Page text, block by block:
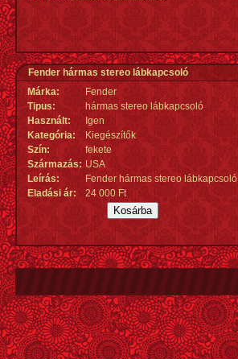
Fender hármas stereo lábkapcsoló
Márka:
Fender
Tipus:
hármas stereo lábkapcsoló
Használt:
Igen
Kategória:
Kiegészítők
Szín:
fekete
Származás: USA
Leírás:
Fender hármas stereo lábkapcsoló
Eladási ár:
24 000 Ft